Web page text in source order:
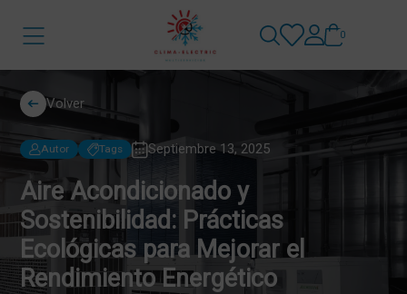
0
Volver
Autor Tags Septiembre 13, 2025
Aire Acondicionado y
Sostenibilidad: Prácticas
Ecológicas para Mejorar el
Rendimiento Energético